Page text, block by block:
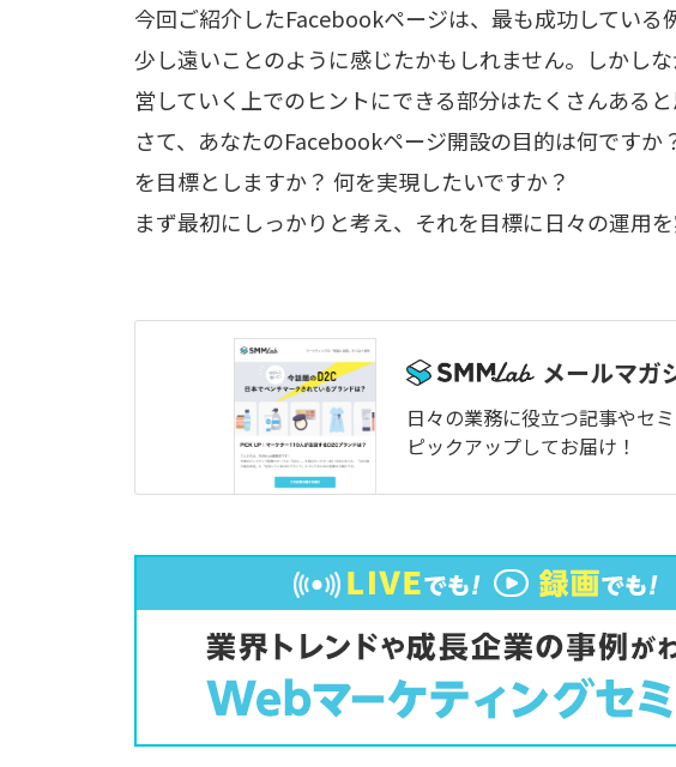
今回ご紹介したFacebookページは、最も成功している
少し遠いことのように感じたかもしれません。しかし
営していく上でのヒントにできる部分はたくさんあると
さて、あなたのFacebookページ開設の目的は何です
を目標としますか？ 何を実現したいですか？
まず最初にしっかりと考え、それを目標に日々の運用を
メールマガ
日々の業務に役立つ記事やセミ
ピックアップしてお届け！